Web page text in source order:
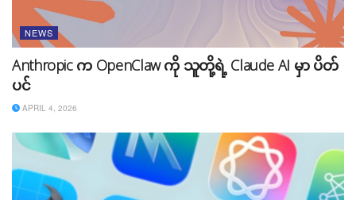
NEWS
Anthropic က OpenClaw ကို သူတို့ရဲ့ Claude AI မှာ ပိတ်
ပင်
APRIL 4, 2026